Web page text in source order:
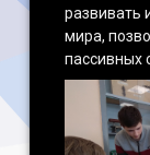
развивать
мира,
пассивных